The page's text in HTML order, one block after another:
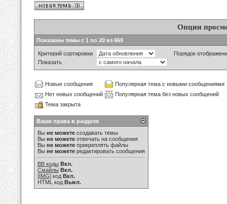
Опции
Показаны темы с 1 по 20 из 669
Критерий сортировки
Порядок
Показать
Новые сообщения
Популярная тема с новыми сообщениями
Нет новых сообщений
Популярная тема без новых сообщений
Тема закрыта
Ваши права в разделе
Вы не можете создавать темы
Вы не можете отвечать на сообщения
Вы не можете прикреплять файлы
Вы не можете редактировать сообщения
BB коды Вкл.
Смайлы Вкл.
[IMG] код Вкл.
HTML код Выкл.